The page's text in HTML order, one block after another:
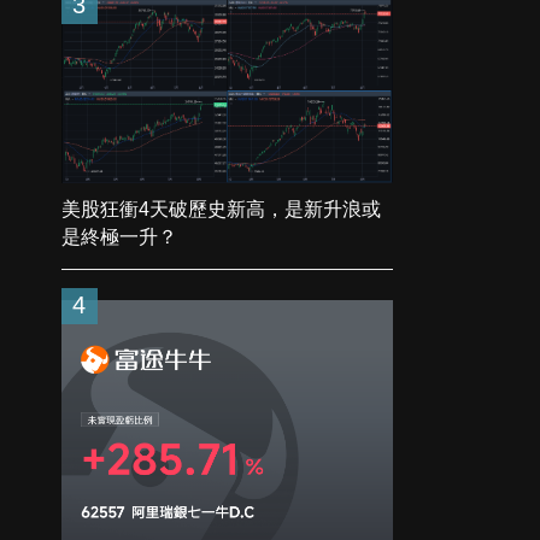
3
美股狂衝4天破歷史新高，是新升浪或
是終極一升？
4